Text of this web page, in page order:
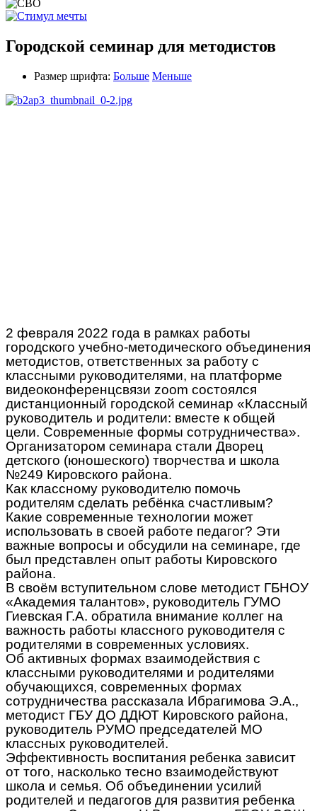
Городской семинар для методистов
Размер шрифта: Больше Меньше
2 февраля 2022 года в рамках работы
городского учебно-методического объединения
методистов, ответственных за работу с
классными руководителями, на платформе
видеоконференцсвязи zoom состоялся
дистанционный городской семинар «Классный
руководитель и родители: вместе к общей
цели. Современные формы сотрудничества».
Организатором семинара стали Дворец
детского (юношеского) творчества и школа
№249 Кировского района.
Как классному руководителю помочь
родителям сделать ребёнка счастливым?
Какие современные технологии может
использовать в своей работе педагог? Эти
важные вопросы и обсудили на семинаре, где
был представлен опыт работы Кировского
района.
В своём вступительном слове методист ГБНОУ
«Академия талантов», руководитель ГУМО
Гиевская Г.А. обратила внимание коллег на
важность работы классного руководителя с
родителями в современных условиях.
Об активных формах взаимодействия с
классными руководителями и родителями
обучающихся, современных формах
сотрудничества рассказала Ибрагимова Э.А.,
методист ГБУ ДО ДДЮТ Кировского района,
руководитель РУМО председателей МО
классных руководителей.
Эффективность воспитания ребенка зависит
от того, насколько тесно взаимодействуют
школа и семья. Об объединении усилий
родителей и педагогов для развития ребенка